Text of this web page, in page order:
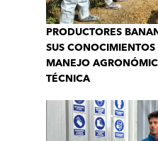
PRODUCTORES
SUS
MANEJO
TÉCNICA